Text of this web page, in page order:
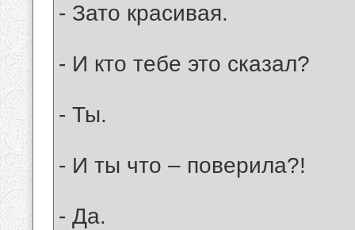
- Зато красивая.
- И кто тебе это сказал?
- Ты.
- И ты что – поверила?!
- Да.